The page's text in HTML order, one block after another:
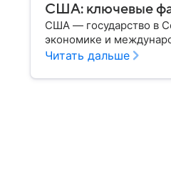
США: ключевые
США — государство в
экономике и
Читать дальше